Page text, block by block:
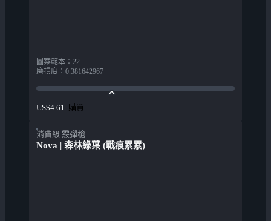
圖案範本 ： 22
磨損度 ： 0.381642967
US$4.61 購買
消費級 霰彈槍
Nova | 森林綠葉 (戰痕累累)